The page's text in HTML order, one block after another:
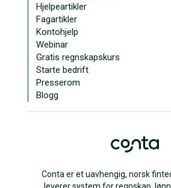
Conta er et uavhengig, norsk
leverer system for regnskap,
Hjelpeartikler
Fagartikler
Kontohjelp
Webinar
Gratis regnskapskurs
Starte bedrift
Presserom
Blogg